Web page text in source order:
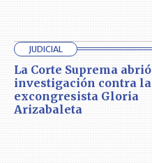
JUDICIAL
La Corte Suprema abrió
investigación contra la
excongresista Gloria
Arizabaleta